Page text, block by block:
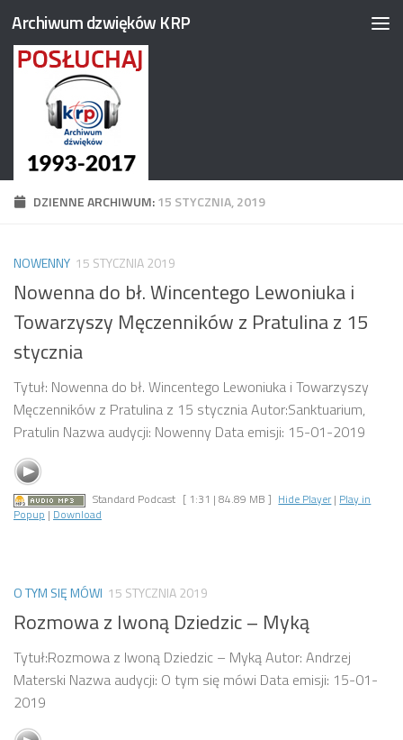
Przejdź do treści
Archiwum dzwięków KRP
DZIENNE ARCHIWUM:15 STYCZNIA, 2019
NOWENNY 15 STYCZNIA 2019
Nowenna do bł. Wincentego Lewoniuka i
Towarzyszy Męczenników z Pratulina z 15
stycznia
Tytuł: Nowenna do bł. Wincentego Lewoniuka i Towarzyszy
Męczenników z Pratulina z 15 stycznia Autor:Sanktuarium,
Pratulin Nazwa audycji: Nowenny Data emisji: 15-01-2019
Standard Podcast [ 1:31 | 84.89 MB ] Hide Player | Play in
Popup | Download
O TYM SIĘ MÓWI 15 STYCZNIA 2019
Rozmowa z Iwoną Dziedzic – Myką
Tytuł:Rozmowa z Iwoną Dziedzic – Myką Autor: Andrzej
Materski Nazwa audycji: O tym się mówi Data emisji: 15-01-
2019